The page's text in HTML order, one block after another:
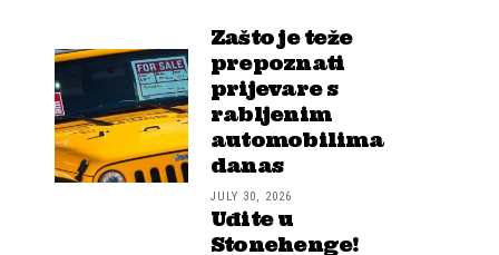
Zašto je teže
prepoznati
prijevare s
rabljenim
automobilima
danas
JULY 30, 2026
Uđite u
Stonehenge!